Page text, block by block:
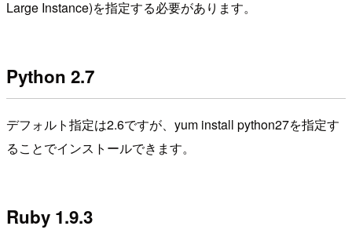
Large Instance)を指定する必要があります。
Python 2.7
デフォルト指定は2.6ですが、yum install python27を指定す
ることでインストールできます。
Ruby 1.9.3